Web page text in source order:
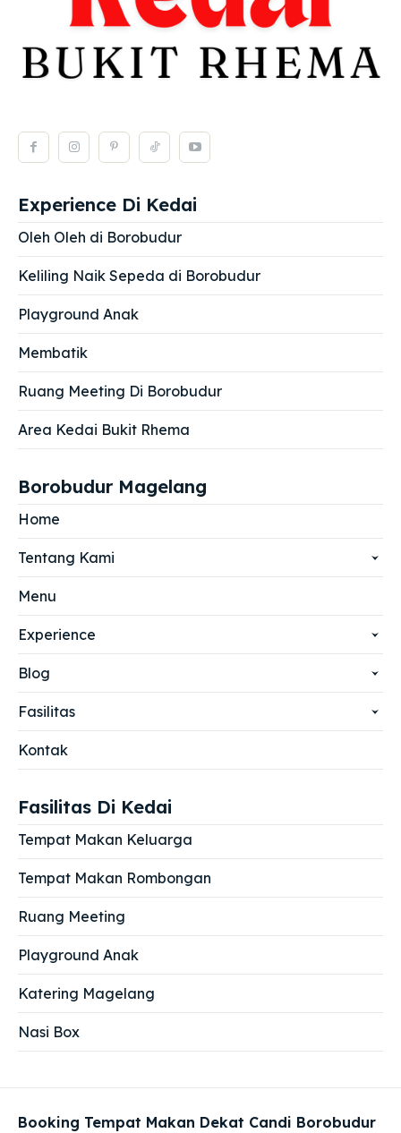
Experience Di Kedai
Oleh Oleh di Borobudur
Keliling Naik Sepeda di Borobudur
Playground Anak
Membatik
Ruang Meeting Di Borobudur
Area Kedai Bukit Rhema
Borobudur Magelang
Home
Tentang Kami
Menu
Experience
Blog
Fasilitas
Kontak
Fasilitas Di Kedai
Tempat Makan Keluarga
Tempat Makan Rombongan
Ruang Meeting
Playground Anak
Katering Magelang
Nasi Box
Booking Tempat Makan Dekat Candi Borobudur